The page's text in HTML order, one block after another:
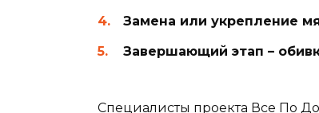
Замена или укрепление
Завершающий этап –
Специалисты проекта Все По